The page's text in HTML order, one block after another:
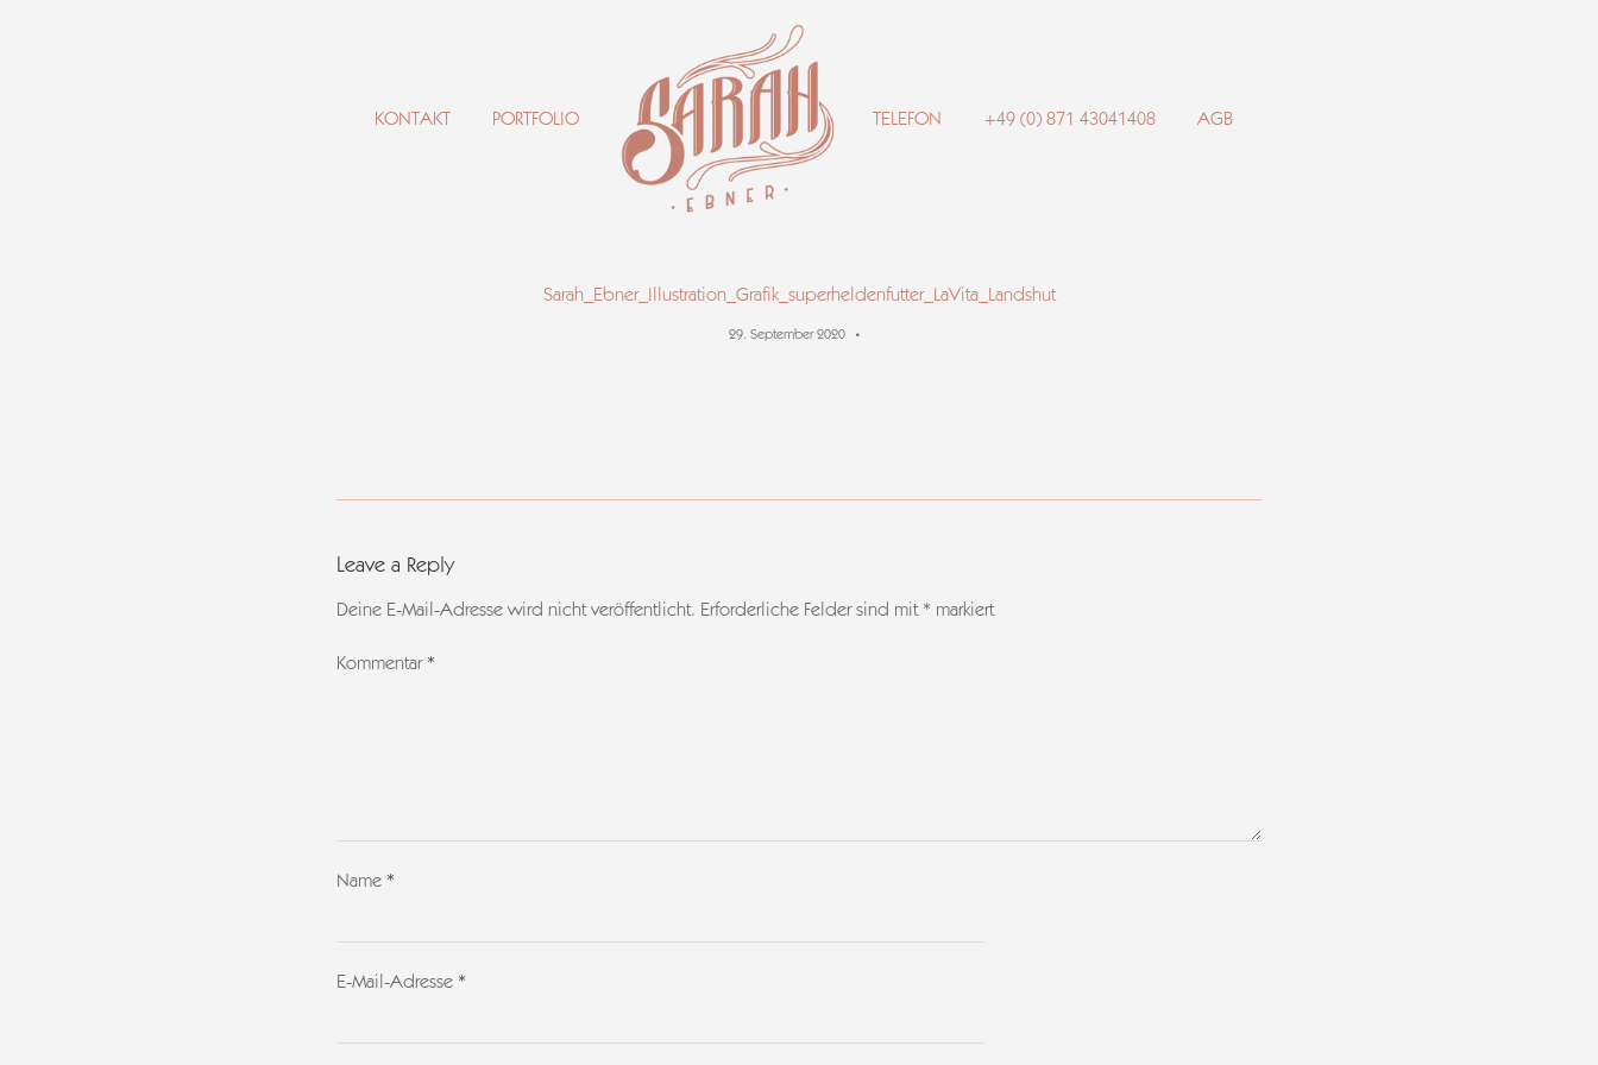
KONTAKT PORTFOLIO TELEFON +49 (0) 871 43041408 AGB
Sarah_Ebner_Illustration_Grafik_superheldenfutter_LaVita_Landshut
29. September 2020
Leave a Reply
Deine E-Mail-Adresse wird nicht veröffentlicht. Erforderliche Felder sind mit * markiert
Kommentar *
Name *
E-Mail-Adresse *